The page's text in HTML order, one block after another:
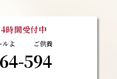
時間受付中
594